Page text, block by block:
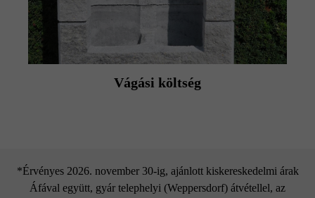
Vágási költség
*Érvényes 2026. november 30-ig, ajánlott kiskereskedelmi árak
Áfával együtt, gyár telephelyi (Weppersdorf) átvétellel, az